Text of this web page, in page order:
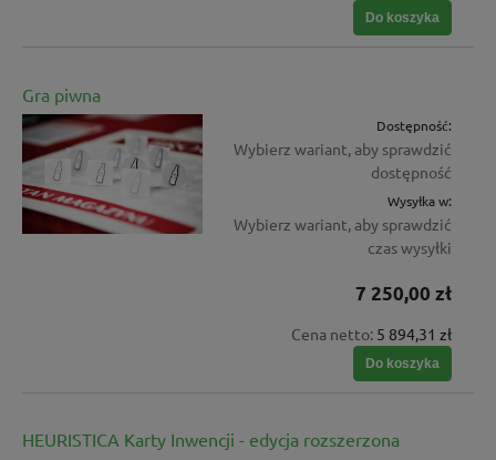
Do koszyka
Gra piwna
Dostępność:
Wybierz wariant, aby sprawdzić
dostępność
Wysyłka w:
Wybierz wariant, aby sprawdzić
czas wysyłki
7 250,00 zł
Cena netto: 5 894,31 zł
Do koszyka
HEURISTICA Karty Inwencji - edycja rozszerzona